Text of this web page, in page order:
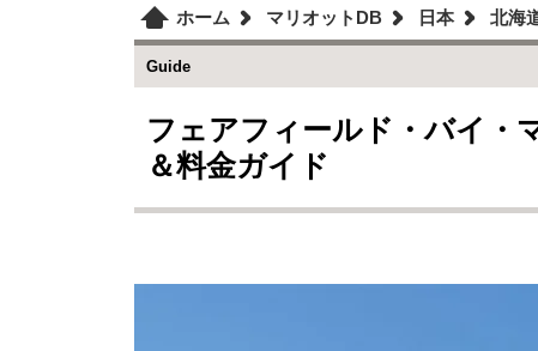
ホーム マリオットDB 日本 北海
Guide
フェアフィールド・バイ・
＆料金ガイド